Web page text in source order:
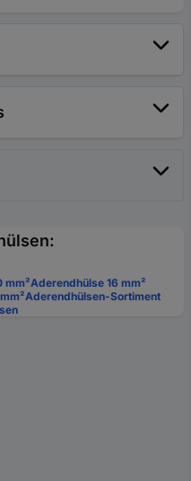
mm²Aderendhülse 16 mm²
Aderendhülsen-Sortiment